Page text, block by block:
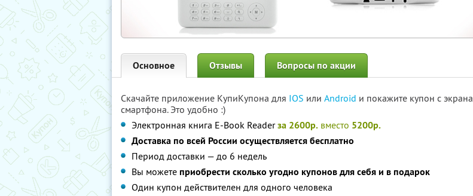
Основное Отзывы Вопросы по акции
Скачайте приложение КупиКупона для IOS или Android и покажите купон с экрана
смартфона. Это удобно :)
Электронная книга E-Book Readerза 2600р. вместо 5200р.
Доставка по всей России осуществляется бесплатно
Период доставки — до 6 недель
Вы можете приобрести сколько угодно купонов для себя и в подарок
Один купон действителен для одного человека